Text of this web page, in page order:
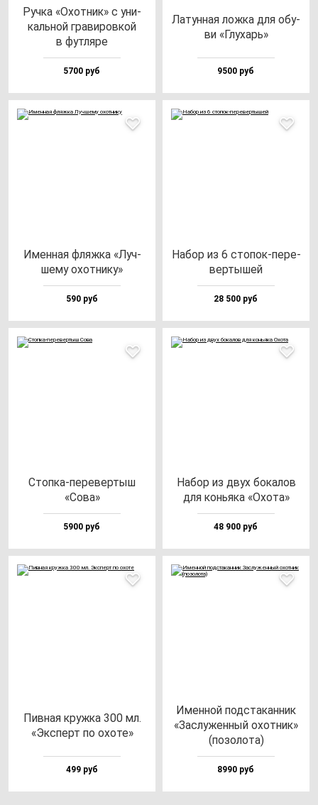
Руч­ка «Охот­ник» с уни­
каль­ной гра­ви­ров­кой
в фут­ля­ре
5700 руб
Латун­ная лож­ка для обу­
ви «Глу­харь»
9500 руб
Имен­ная фляж­ка «Луч­
ше­му охот­ни­ку»
590 руб
Набор из 6 сто­пок-пе­ре­
вер­ты­шей
28 500 руб
Стоп­ка-пе­ре­вер­тыш
«Сова»
5900 руб
Набор из двух бо­ка­лов
для конь­яка «Охо­та»
48 900 руб
Пив­ная круж­ка 300 мл.
«Эксперт по охо­те»
499 руб
Имен­ной под­ста­кан­ник
«Зас­лу­жен­ный охот­ник»
(по­зо­ло­та)
8990 руб